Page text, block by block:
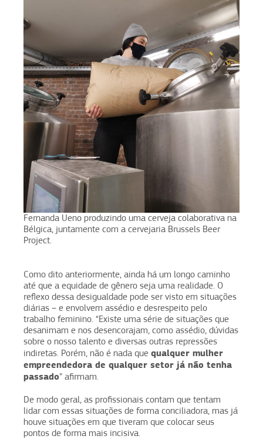
Fernanda Ueno produzindo uma cerveja colaborativa na
Bélgica, juntamente com a cervejaria Brussels Beer
Project.
Como dito anteriormente, ainda há um longo caminho
até que a equidade de gênero seja uma realidade. O
reflexo dessa desigualdade pode ser visto em situações
diárias – e envolvem assédio e desrespeito pelo
trabalho feminino. “Existe uma série de situações que
desanimam e nos desencorajam, como assédio, dúvidas
sobre o nosso talento e diversas outras repressões
indiretas. Porém, não é nada que qualquer mulher
empreendedora de qualquer setor já não tenha
passado” afirmam.
De modo geral, as profissionais contam que tentam
lidar com essas situações de forma conciliadora, mas já
houve situações em que tiveram que colocar seus
pontos de forma mais incisiva.